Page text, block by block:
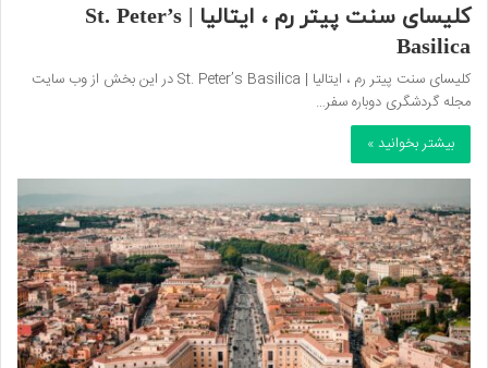
کلیسای سنت پیتر رم ، ایتالیا | St. Peter’s
Basilica
کلیسای سنت پیتر رم ، ایتالیا | St. Peter’s Basilica در این بخش از وب سایت
مجله گردشگری دوباره سفر…
بیشتر بخوانید »